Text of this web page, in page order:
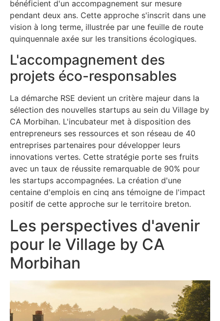
bénéficient d'un accompagnement sur mesure
pendant deux ans. Cette approche s'inscrit dans une
vision à long terme, illustrée par une feuille de route
quinquennale axée sur les transitions écologiques.
L'accompagnement des
projets éco-responsables
La démarche RSE devient un critère majeur dans la
sélection des nouvelles startups au sein du Village by
CA Morbihan. L'incubateur met à disposition des
entrepreneurs ses ressources et son réseau de 40
entreprises partenaires pour développer leurs
innovations vertes. Cette stratégie porte ses fruits
avec un taux de réussite remarquable de 90% pour
les startups accompagnées. La création d'une
centaine d'emplois en cinq ans témoigne de l'impact
positif de cette approche sur le territoire breton.
Les perspectives d'avenir
pour le Village by CA
Morbihan